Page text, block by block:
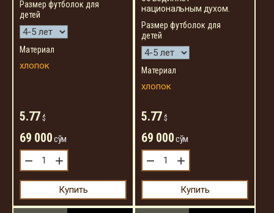
Размер футболок для
детей
Материал
хлопок
5.77 $
69 000сўм
− +
Купить
национальным духом.
Размер футболок для
детей
Материал
хлопок
5.77 $
69 000сўм
− +
Купить